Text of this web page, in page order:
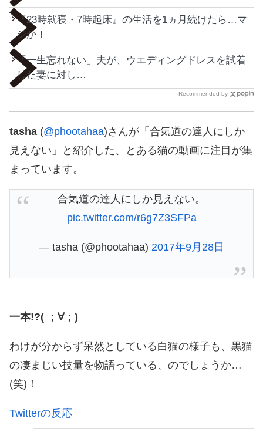
『23時就寝・7時起床』の生活を1ヵ月続けたら…マ
ジか！
「一生忘れない」夫が、ウエディングドレスを試着
した妻に対し…
Recommended by
tasha (@phootahaa)さんが「合気道の達人にしか
見えない」と紹介した、とある猫の動画に注目が集
まっています。
合気道の達人にしか見えない。
pic.twitter.com/r6g7Z3SFPa
— tasha (@phootahaa) 2017年9月28日
一本!?( ；∀；)
わけが分からず呆然としている白猫の様子も、黒猫
の凄まじい技量を物語っている、のでしょうか…
(笑)！
Twitterの反応